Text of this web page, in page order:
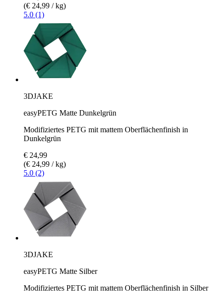
(€ 24,99 / kg)
5.0 (1)
3DJAKE
easyPETG Matte Dunkelgrün
Modifiziertes PETG mit mattem Oberflächenfinish in
Dunkelgrün
€ 24,99
(€ 24,99 / kg)
5.0 (2)
3DJAKE
easyPETG Matte Silber
Modifiziertes PETG mit mattem Oberflächenfinish in Silber